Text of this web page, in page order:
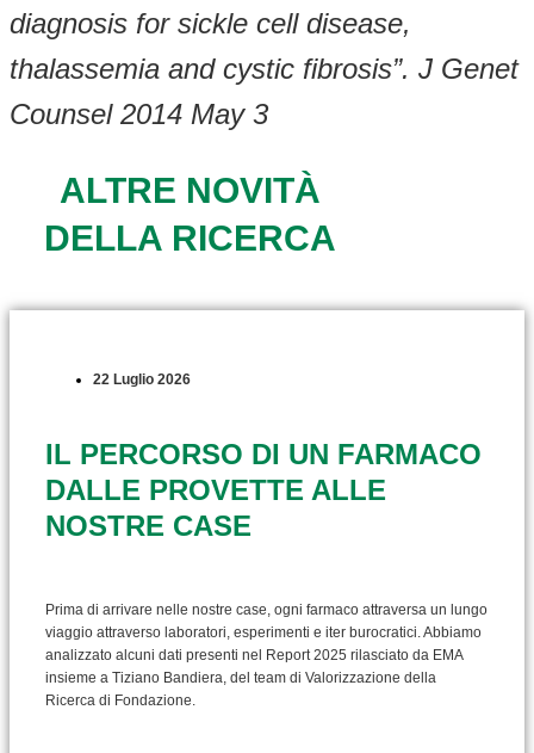
diagnosis for sickle cell disease,
thalassemia and cystic fibrosis”. J Genet
Counsel 2014 May 3
ALTRE NOVITÀ
DELLA RICERCA
22 Luglio 2026
IL PERCORSO DI UN FARMACO
DALLE PROVETTE ALLE
NOSTRE CASE
Prima di arrivare nelle nostre case, ogni farmaco attraversa un lungo
viaggio attraverso laboratori, esperimenti e iter burocratici. Abbiamo
analizzato alcuni dati presenti nel Report 2025 rilasciato da EMA
insieme a Tiziano Bandiera, del team di Valorizzazione della
Ricerca di Fondazione.